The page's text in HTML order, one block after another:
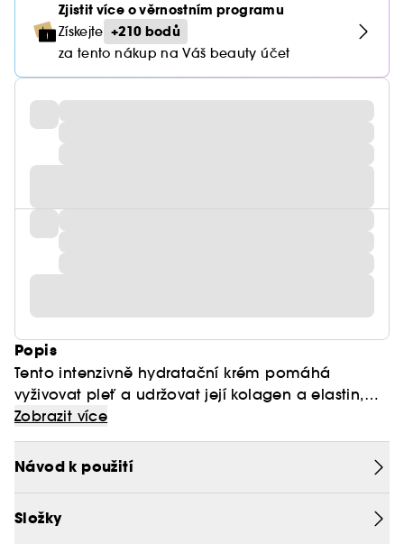
Zjistit více o věrnostním programu
Získejte +210 bodů
za tento nákup na Váš beauty účet
Popis
Tento intenzivně hydratační krém pomáhá
vyživovat pleť a udržovat její kolagen a elastin,
čímž podporuje její odolnost a bariérovou funkci
pro viditelně plnější vzhled, a to dnes i zítra.
Komplex peptidů na bázi aminokyselin kolagenu,
oxidačnímu stresu a pomáhá oddálit známky
Zobrazit více
Návod k použití
Složky